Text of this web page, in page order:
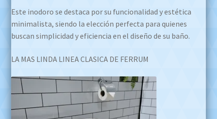
Este inodoro se destaca por su funcionalidad y estética
minimalista, siendo la elección perfecta para quienes
buscan simplicidad y eficiencia en el diseño de su baño.
LA MAS LINDA LINEA CLASICA DE FERRUM